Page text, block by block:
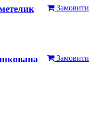
Замовити
Замовити